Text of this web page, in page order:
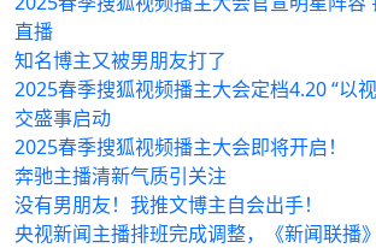
直播
知名博主又被男朋友打了
2025春季搜狐视频播主大会定档4.20 “以
交盛事启动
2025春季搜狐视频播主大会即将开启！
奔驰主播清新气质引关注
没有男朋友！我推文博主自会出手！
央视新闻主播排班完成调整，《新闻联播